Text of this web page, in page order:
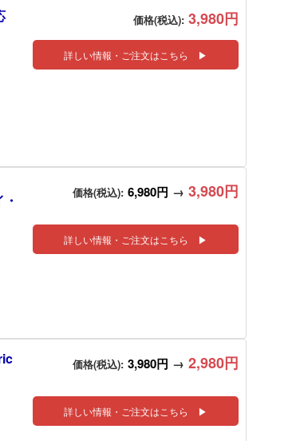
価格(税込): 3,980円
詳しい情報・ご注文はこちら ▶
価格(税込): 6,980円 → 3,980円
詳しい情報・ご注文はこちら ▶
価格(税込): 3,980円 → 2,980円
詳しい情報・ご注文はこちら ▶